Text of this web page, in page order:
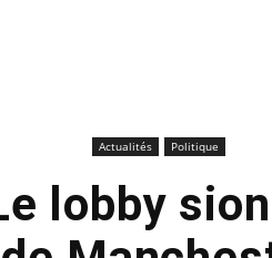
Actualités Politique
lobby